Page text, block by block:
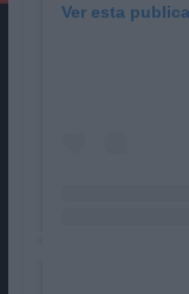
Ver esta